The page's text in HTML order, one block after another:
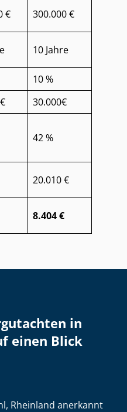
€ 300.000 €
10 Jahre
10 %
30.000€
42 %
20.010 €
8.404 €
in
einen Blick
Rheinland anerkannt